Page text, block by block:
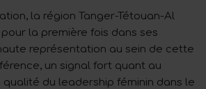
la région Tanger-Tétouan-Al
la première fois dans ses
représentation au sein de cette
un signal fort quant au
du leadership féminin dans le